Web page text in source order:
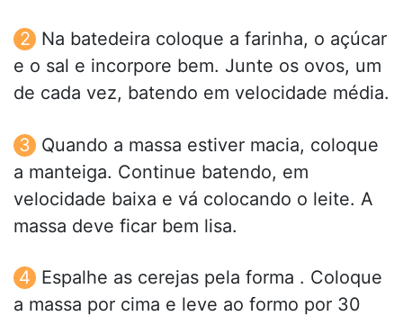
Na batedeira coloque a farinha, o açúcar
e o sal e incorpore bem. Junte os ovos, um
de cada vez, batendo em velocidade média.
Quando a massa estiver macia, coloque
a manteiga. Continue batendo, em
velocidade baixa e vá colocando o leite. A
massa deve ficar bem lisa.
Espalhe as cerejas pela forma . Coloque
a massa por cima e leve ao formo por 30